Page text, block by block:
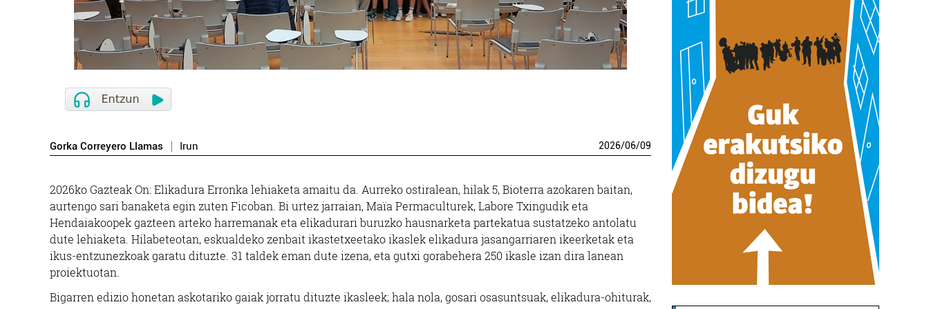
Gorka Correyero Llamas Irun 2026/06/09
2026ko Gazteak On: Elikadura Erronka lehiaketa amaitu da. Aurreko ostiralean, hilak 5, Bioterra azokaren baitan,
aurtengo sari banaketa egin zuten Ficoban. Bi urtez jarraian, Maïa Permaculturek, Labore Txingudik eta
Hendaiakoopek gazteen arteko harremanak eta elikadurari buruzko hausnarketa partekatua sustatzeko antolatu
dute lehiaketa. Hilabeteotan, eskualdeko zenbait ikastetxeetako ikaslek elikadura jasangarriaren ikeerketak eta
ikus-entzunezkoak garatu dituzte. 31 taldek eman dute izena, eta gutxi gorabehera 250 ikasle izan dira lanean
proiektuotan.
Bigarren edizio honetan askotariko gaiak jorratu dituzte ikasleek; hala nola, gosari osasuntsuak, elikadura-ohiturak,